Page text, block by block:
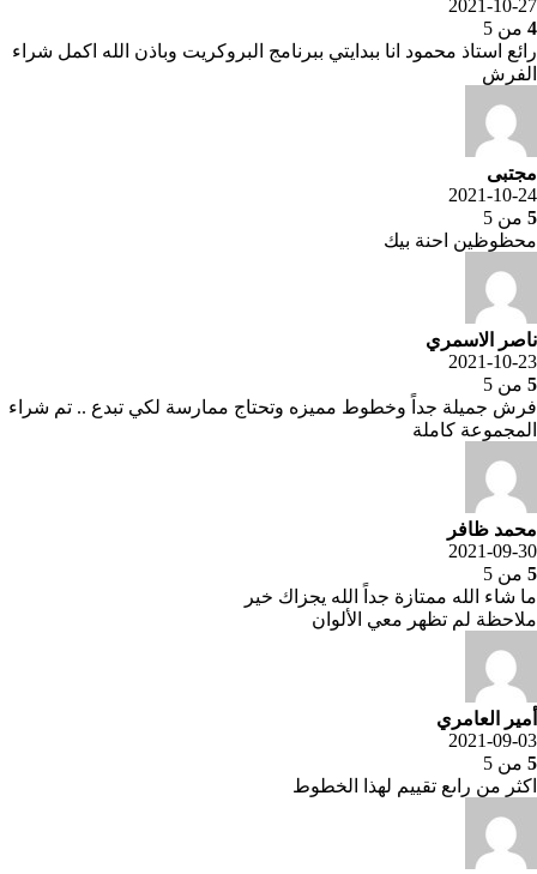
2021-10-27
4 من 5
رائع استاذ محمود انا ببدايتي ببرنامج البروكريت وباذن الله اكمل شراء
الفرش
مجتبى
2021-10-24
5 من 5
محظوظين احنة بيك
ناصر الاسمري
2021-10-23
5 من 5
فرش جميلة جداً وخطوط مميزه وتحتاج ممارسة لكي تبدع .. تم شراء
المجموعة كاملة
محمد ظافر
2021-09-30
5 من 5
ما شاء الله ممتازة جداً الله يجزاك خير
ملاحظة لم تظهر معي الألوان
أمير العامري
2021-09-03
5 من 5
اكثر من راىع تقييم لهذا الخطوط